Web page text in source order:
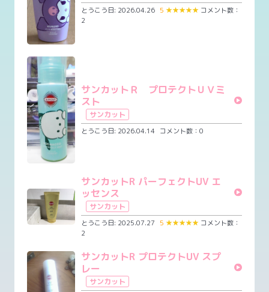
とうこう日: 2026.04.26 5 ★★★★★ コメント数：
2
サンカットＲ プロテクトＵＶミ
スト
サンカット
とうこう日: 2026.04.14 コメント数：0
サンカットR パーフェクトUV エ
ッセンス
サンカット
とうこう日: 2025.07.27 5 ★★★★★ コメント数：
2
サンカットR プロテクトUV スプ
レー
サンカット